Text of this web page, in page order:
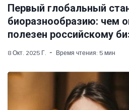
Первый глобальный
биоразнообразию: чем
полезен российскому
8 Окт. 2025 Г. Время чтения: 5 мин